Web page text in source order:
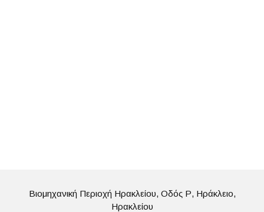
Βιομηχανική Περιοχή Ηρακλείου, Οδός Ρ, Ηράκλειο,
Ηρακλείου